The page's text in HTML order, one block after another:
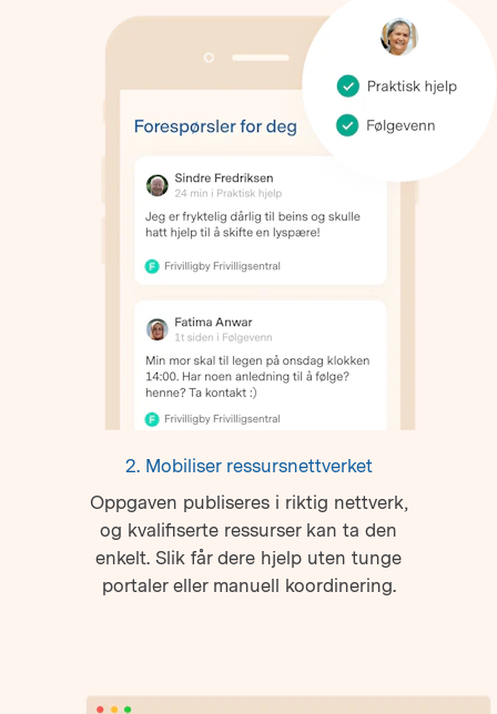
2. Mobiliser ressursnettverket
Oppgaven publiseres i riktig nettverk,
og kvalifiserte ressurser kan ta den
enkelt. Slik får dere hjelp uten tunge
portaler eller manuell koordinering.